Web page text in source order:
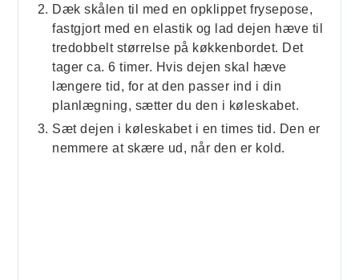
Dæk skålen til med en opklippet frysepose,
fastgjort med en elastik og lad dejen hæve til
tredobbelt størrelse på køkkenbordet. Det
tager ca. 6 timer. Hvis dejen skal hæve
længere tid, for at den passer ind i din
planlægning, sætter du den i køleskabet.
Sæt dejen i køleskabet i en times tid. Den er
nemmere at skære ud, når den er kold.